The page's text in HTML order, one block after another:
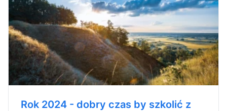
Rok 2024 - dobry czas by szkolić z